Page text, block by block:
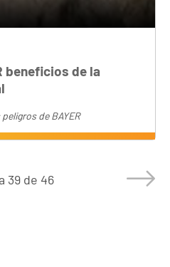
beneficios de la
de BAYER
39 de 46